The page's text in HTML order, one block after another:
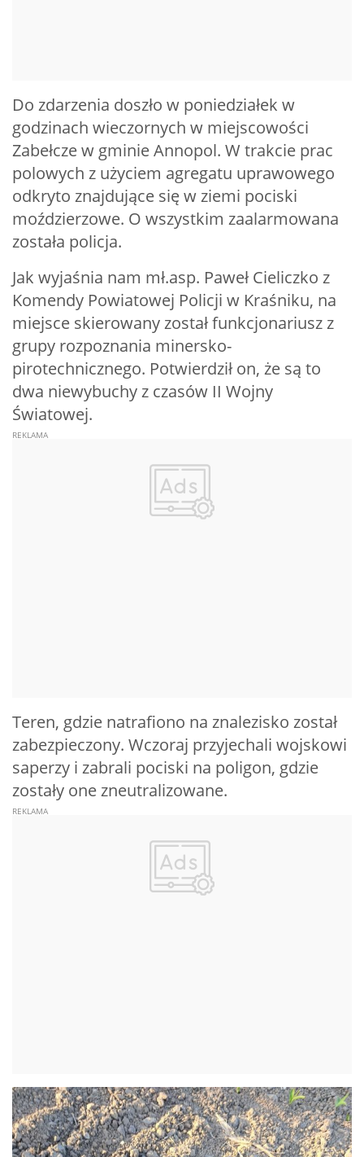
Do zdarzenia doszło w poniedziałek w
godzinach wieczornych w miejscowości
Zabełcze w gminie Annopol. W trakcie prac
polowych z użyciem agregatu uprawowego
odkryto znajdujące się w ziemi pociski
moździerzowe. O wszystkim zaalarmowana
została policja.
Jak wyjaśnia nam mł.asp. Paweł Cieliczko z
Komendy Powiatowej Policji w Kraśniku, na
miejsce skierowany został funkcjonariusz z
grupy rozpoznania minersko-
pirotechnicznego. Potwierdził on, że są to
dwa niewybuchy z czasów II Wojny
Światowej.
Teren, gdzie natrafiono na znalezisko został
zabezpieczony. Wczoraj przyjechali wojskowi
saperzy i zabrali pociski na poligon, gdzie
zostały one zneutralizowane.